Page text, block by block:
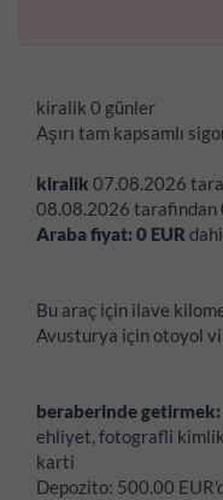
kiralik 0 günler
Aşırı tam kapsamlı
kiralik 07.08.2026
08.08.2026 tarafindan
Araba fiyat:0 EUR
Bu araç için ilave
Avusturya için otoyol
beraberinde getirmek:
ehliyet, fotografli
karti
Depozito: 500.00